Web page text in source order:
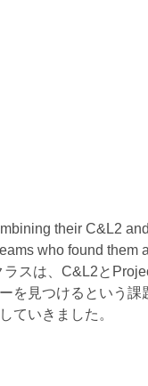
their C&L2
who found them
スは、C&L2と
を見つけるという
ていきました。